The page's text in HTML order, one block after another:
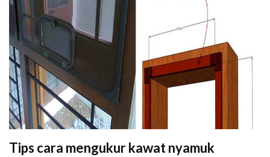
Tips cara mengukur kawat nyamuk